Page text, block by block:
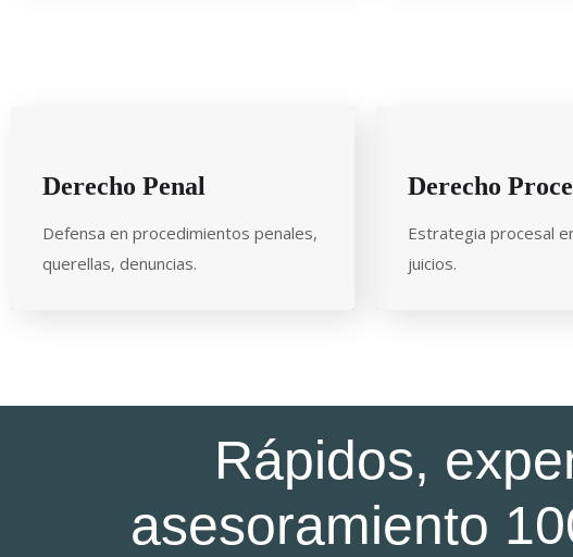
Derecho Penal
Defensa en procedimientos penales,
querellas, denuncias.
Derecho
Estrategia procesal
juicios.
Rápidos,
asesoramiento